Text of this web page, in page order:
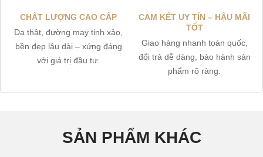
CHẤT LƯỢNG CAO CẤP
Da thật, đường may tinh xảo,
bền đẹp lâu dài – xứng đáng
với giá trị đầu tư.
CAM KẾT UY TÍN – HẬU MÃI
TỐT
Giao hàng nhanh toàn quốc,
đổi trả dễ dàng, bảo hành sản
phẩm rõ ràng.
SẢN PHẨM KHÁC